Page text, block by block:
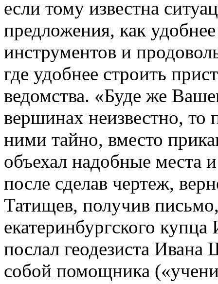
если тому известна
предложения, как
инструментов и
где удобнее строить
ведомства. «Буде же
вершинах неизвестно, то
ними тайно, вместо
объехал надобные места
после сделав чертеж,
Татищев, получив
екатеринбургского
послал геодезиста
собой помощника